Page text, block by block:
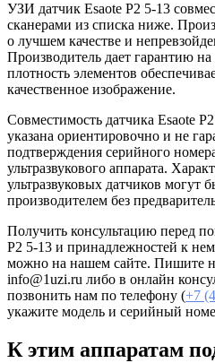
УЗИ датчик Esaote P2 5-13
сканерами из списка ниже.
о лучшем качестве и
Производитель дает гарантию
плотность элементов
качественное изображение.
Совместимость датчика Esaote
указана ориентировочно и не
подтверждения серийного
ультразвукового аппарата.
ультразвуковых датчиков могут
производителем без
Получить консультацию перед
P2 5-13 и принадлежностей к
можно на нашем сайте. Пишите
info@1uzi.ru либо в онлайн
позвонить нам по телефону (+7
укажите модель и серийный
К этим аппаратам